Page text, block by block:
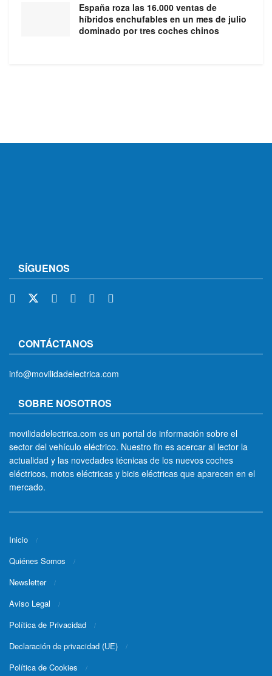
España roza las 16.000 ventas de
híbridos enchufables en un mes de julio
dominado por tres coches chinos
SÍGUENOS
CONTÁCTANOS
info@movilidadelectrica.com
SOBRE NOSOTROS
movilidadelectrica.com es un portal de información sobre el
sector del vehículo eléctrico. Nuestro fin es acercar al lector la
actualidad y las novedades técnicas de los nuevos coches
eléctricos, motos eléctricas y bicis eléctricas que aparecen en el
mercado.
Inicio
Quiénes Somos
Newsletter
Aviso Legal
Política de Privacidad
Declaración de privacidad (UE)
Política de Cookies